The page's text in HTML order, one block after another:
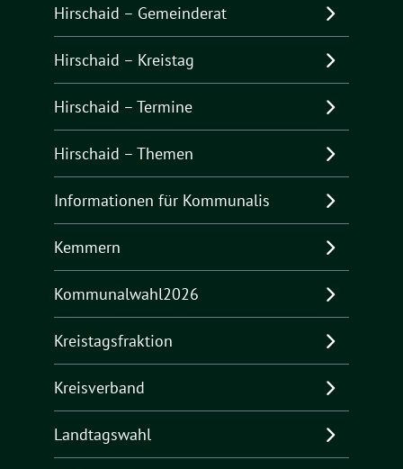
Hirschaid – Gemeinderat
Hirschaid – Kreistag
Hirschaid – Termine
Hirschaid – Themen
Informationen für Kommunalis
Kemmern
Kommunalwahl2026
Kreistagsfraktion
Kreisverband
Landtagswahl